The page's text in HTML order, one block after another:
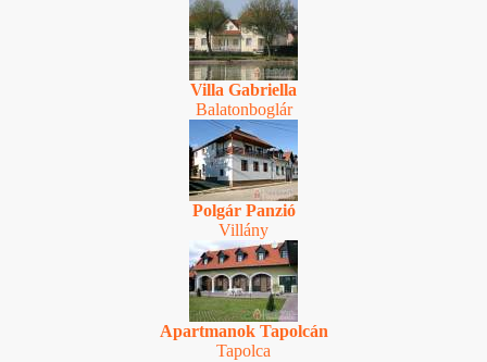
Villa Gabriella
Balatonboglár
Polgár Panzió
Villány
Apartmanok Tapolcán
Tapolca